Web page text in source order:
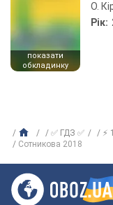
показати
обкладинку
О.
Рік:
✅ ГДЗ ✅ ⚡
Сотникова 2018